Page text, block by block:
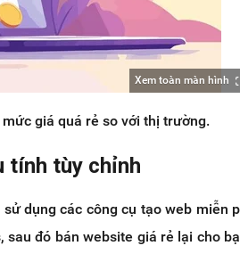
Xem toàn màn hình
giá quá rẻ so với thị trường.
tính tùy chỉnh
dụng các công cụ tạo web miễn
đó bán website giá rẻ lại cho